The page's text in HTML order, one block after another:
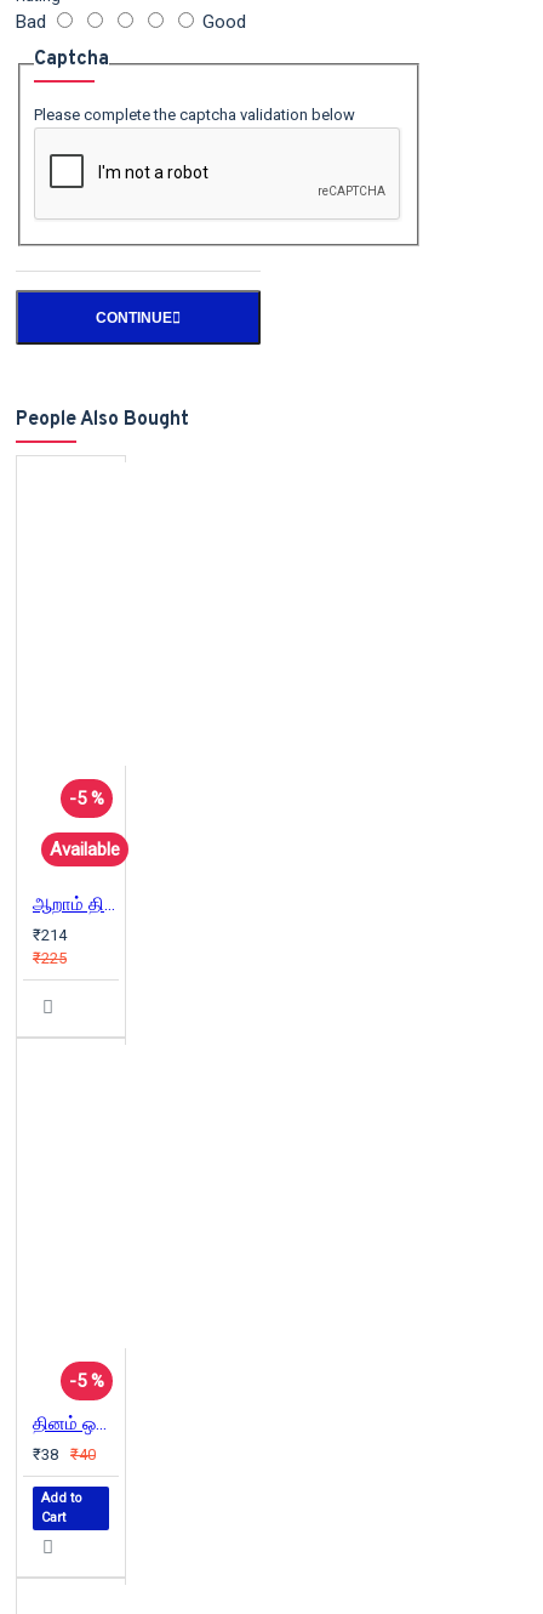
Bad Good
Captcha
Please complete the captcha validation below
CONTINUE
People Also Bought
-5 %
Available
ஆறாம் திணை- பாகம் 2
₹214
₹225
-5 %
தினம் ஒரு கீரை
₹38 ₹40
Add to
Cart